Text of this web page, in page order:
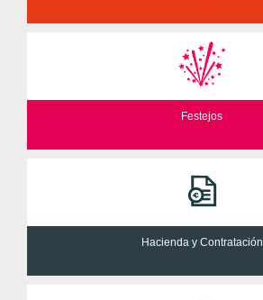
Festejos
Hacienda y Contratación